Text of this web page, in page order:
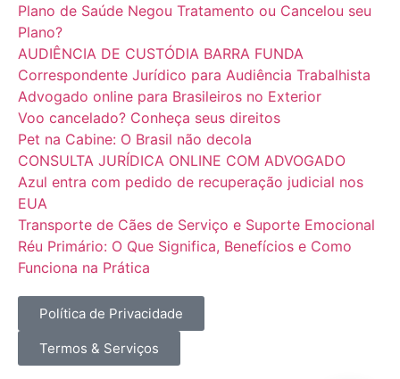
Plano de Saúde Negou Tratamento ou Cancelou seu
Plano?
AUDIÊNCIA DE CUSTÓDIA BARRA FUNDA
Correspondente Jurídico para Audiência Trabalhista
Advogado online para Brasileiros no Exterior
Voo cancelado? Conheça seus direitos
Pet na Cabine: O Brasil não decola
CONSULTA JURÍDICA ONLINE COM ADVOGADO
Azul entra com pedido de recuperação judicial nos
EUA
Transporte de Cães de Serviço e Suporte Emocional
Réu Primário: O Que Significa, Benefícios e Como
Funciona na Prática
Política de Privacidade
Termos & Serviços